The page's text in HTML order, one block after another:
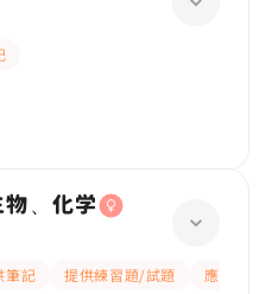
、化学
筆記 提供練習題/試題
應試策略